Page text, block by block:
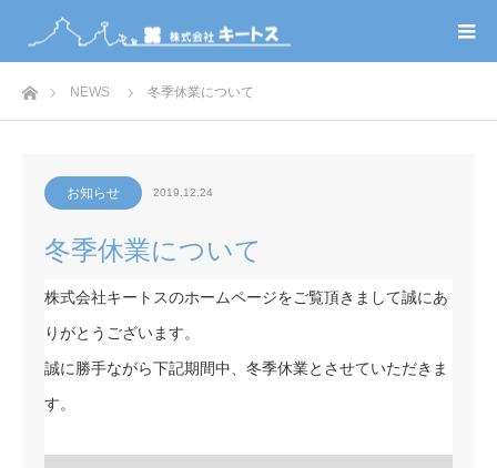
ホームNEWS 冬季休業について
お知らせ 2019.12.24
冬季休業について
株式会社キートスのホームページをご覧頂きまして誠にあ
りがとうございます。
誠に勝手ながら下記期間中、冬季休業とさせていただきま
す。